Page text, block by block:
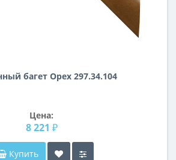
багет Орех 297.34.104
Цена:
8 221 ₽
Купить